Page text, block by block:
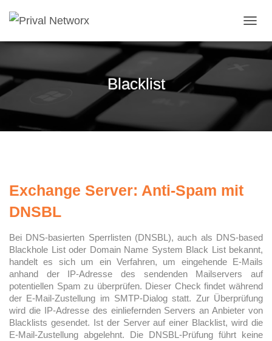
Blacklist
Exchange Server: Anti-Spam mit
DNSBL
Bei DNS-basierten Sperrlisten (DNSBL), auch als DNS-based
Blackhole List oder Domain Name System Black List bekannt,
handelt es sich um ein Verfahren, um eingehende E-Mails
anhand der IP-Adresse des sendenden Mailservers auf
potentiellen Spam zu überprüfen. Dieser Check findet während
der E-Mail-Zustellung im SMTP-Dialog statt. Zur Überprüfung
wird die IP-Adresse des einliefernden Servers an Anbieter von
Blacklists gesendet. Ist der Server auf einer Blacklist, wird die
E-Mail-Zustellung abgelehnt. Die DNSBL-Prüfung führt keine